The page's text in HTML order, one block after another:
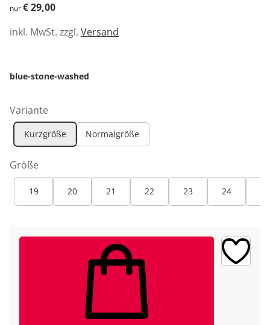
€ 29,00
nur€ 29,00
inkl. MwSt. zzgl. Versand
blue-stone-washed
Variante
Kurzgröße Normalgröße
Größe
19 20 21 22 23 24